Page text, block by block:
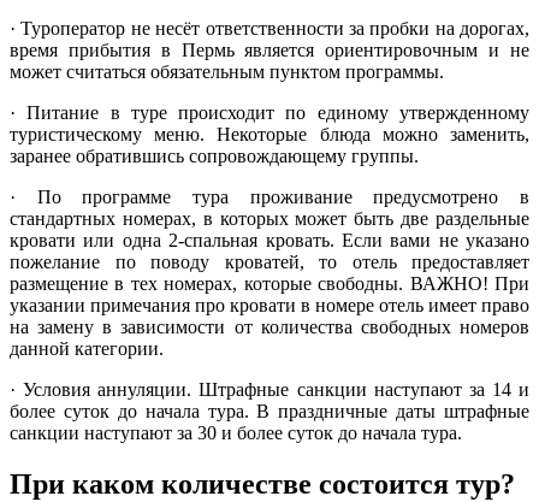
· Туроператор не несёт ответственности за пробки на дорогах,
время прибытия в Пермь является ориентировочным и не
может считаться обязательным пунктом программы.
· Питание в туре происходит по единому утвержденному
туристическому меню. Некоторые блюда можно заменить,
заранее обратившись сопровождающему группы.
· По программе тура проживание предусмотрено в
стандартных номерах, в которых может быть две раздельные
кровати или одна 2-спальная кровать. Если вами не указано
пожелание по поводу кроватей, то отель предоставляет
размещение в тех номерах, которые свободны. ВАЖНО! При
указании примечания про кровати в номере отель имеет право
на замену в зависимости от количества свободных номеров
данной категории.
· Условия аннуляции. Штрафные санкции наступают за 14 и
более суток до начала тура. В праздничные даты штрафные
санкции наступают за 30 и более суток до начала тура.
При каком количестве состоится тур?